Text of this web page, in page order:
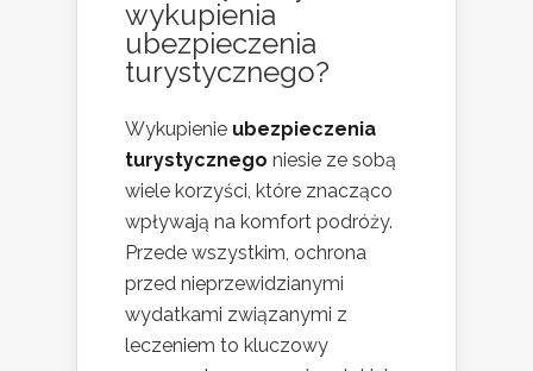
wykupienia
ubezpieczenia
turystycznego?
Wykupienie ubezpieczenia
turystycznego niesie ze sobą
wiele korzyści, które znacząco
wpływają na komfort podróży.
Przede wszystkim, ochrona
przed nieprzewidzianymi
wydatkami związanymi z
leczeniem to kluczowy